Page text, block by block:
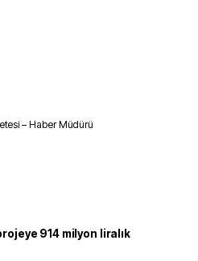
– Haber Müdürü
914 milyon liralık